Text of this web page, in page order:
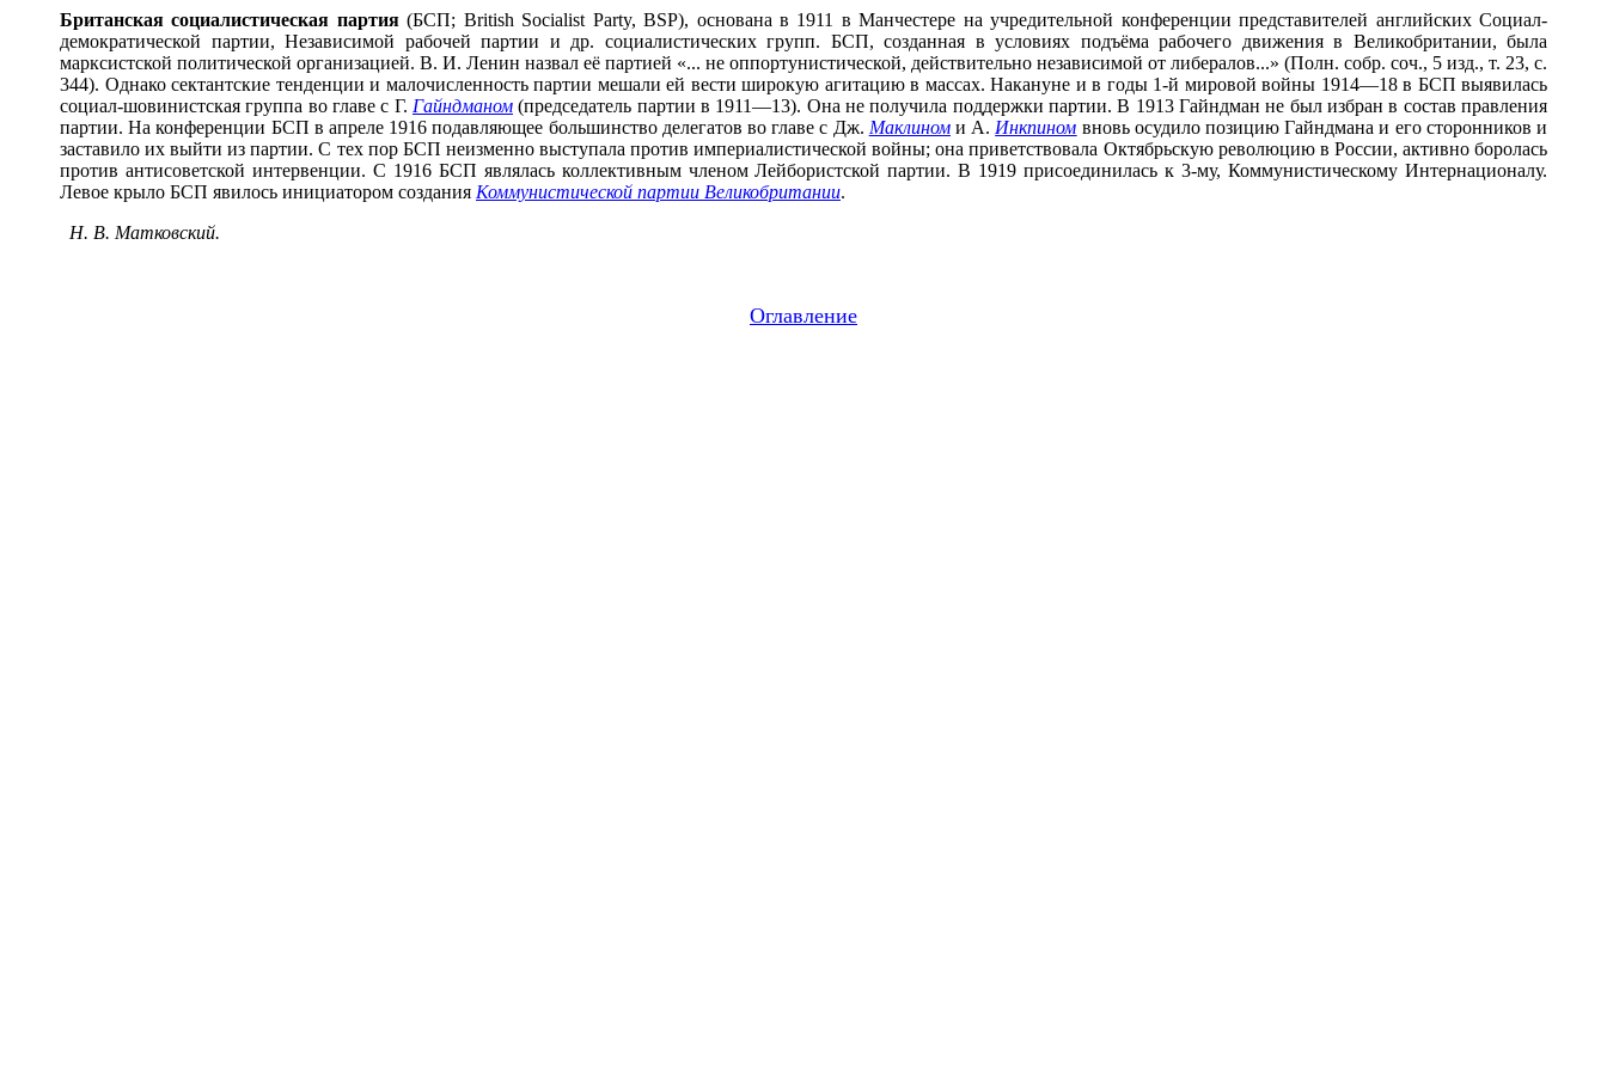
Британская социалистическая партия(БСП; British Socialist Party, BSP), основана в 1911 в Манчестере на учредительной конференции представителей английских Социал-
демократической партии, Независимой рабочей партии и др. социалистических групп. БСП, созданная в условиях подъёма рабочего движения в Великобритании, была
марксистской политической организацией. В. И. Ленин назвал её партией «... не оппортунистической, действительно независимой от либералов...» (Полн. собр. соч., 5 изд., т. 23, с.
344). Однако сектантские тенденции и малочисленность партии мешали ей вести широкую агитацию в массах. Накануне и в годы 1-й мировой войны 1914—18 в БСП выявилась
социал-шовинистская группа во главе с Г. Гайндманом (председатель партии в 1911—13). Она не получила поддержки партии. В 1913 Гайндман не был избран в состав правления
партии. На конференции БСП в апреле 1916 подавляющее большинство делегатов во главе с Дж. Маклиноми А. Инкпином вновь осудило позицию Гайндмана и его сторонников и
заставило их выйти из партии. С тех пор БСП неизменно выступала против империалистической войны; она приветствовала Октябрьскую революцию в России, активно боролась
против антисоветской интервенции. С 1916 БСП являлась коллективным членом Лейбористской партии. В 1919 присоединилась к 3-му, Коммунистическому Интернационалу.
Левое крыло БСП явилось инициатором создания Коммунистической партии Великобритании.
Н. В. Матковский.
Оглавление